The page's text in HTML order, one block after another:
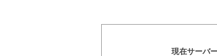
現在サーバ